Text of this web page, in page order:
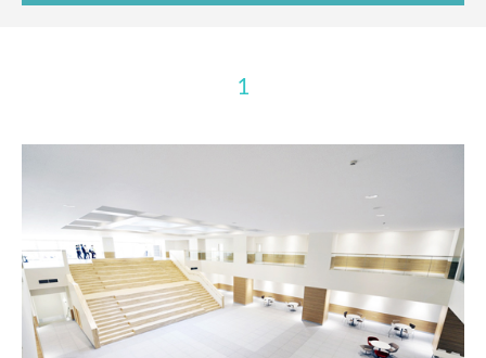
ADMISSION
入試・入学案内
入試要項
1